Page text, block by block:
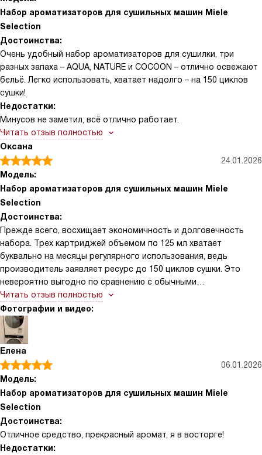
Набор ароматизаторов для сушильных машин Miele
Selection
Достоинства:
Очень удобный набор ароматизаторов для сушилки, три
разных запаха – AQUA, NATURE и COCOON – отлично освежают
бельё. Легко использовать, хватает надолго – на 150 циклов
сушки!
Недостатки:
Минусов не заметил, всё отлично работает.
Читать отзыв полностью
Оксана
24.01.2026
Модель:
Набор ароматизаторов для сушильных машин Miele
Selection
Достоинства:
Прежде всего, восхищает экономичность и долговечность
набора. Трех картриджей объемом по 125 мл хватает
буквально на месяцы регулярного использования, ведь
производитель заявляет ресурс до 150 циклов сушки. Это
невероятно выгодно по сравнению с обычными
кондиционерами для белья. Ароматы не навязчивые, а
деликатные и стойкие, они остаются на ткани еще несколько
дней после сушки.
Читать отзыв полностью
Фотографии и видео:
Елена
06.01.2026
Модель:
Набор ароматизаторов для сушильных машин Miele
Selection
Достоинства:
Отличное средство, прекрасный аромат, я в восторге!
Недостатки: